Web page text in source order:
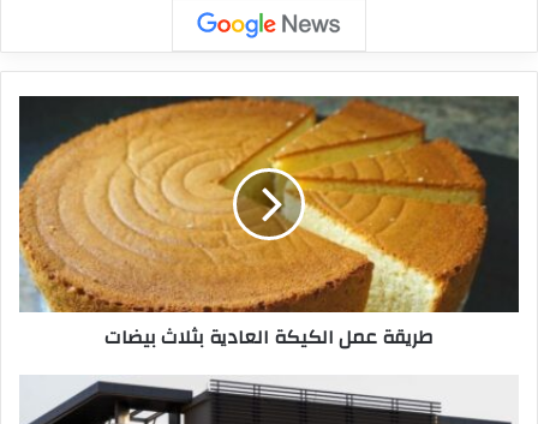
طريقة عمل الكيكة العادية بثلاث بيضات